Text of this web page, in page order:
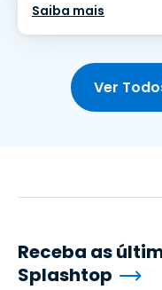
Saiba mais
Ver
Receba as
Splashtop